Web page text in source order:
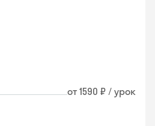
от 1590 ₽ / урок